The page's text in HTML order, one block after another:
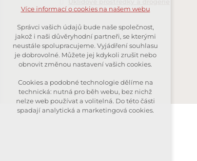
Volitelná cookies
vyhodnocení návštěvnosti
marketingová cookies (Google,
Seznam)
Více informací o cookies na našem webu
Přijmout všechny cookies
Více informací o cookies na našem webu
Správci vašich údajů bude naše společnost,
jakož i naši důvěryhodní partneři, se kterými
neustále spolupracujeme. Vyjádření souhlasu
je dobrovolné. Můžete jej kdykoli zrušit nebo
obnovit změnou nastavení vašich cookies.
Cookies a podobné technologie dělíme na
technická: nutná pro běh webu, bez nichž
nelze web používat a volitelná. Do této části
spadají analytická a marketingová cookies.